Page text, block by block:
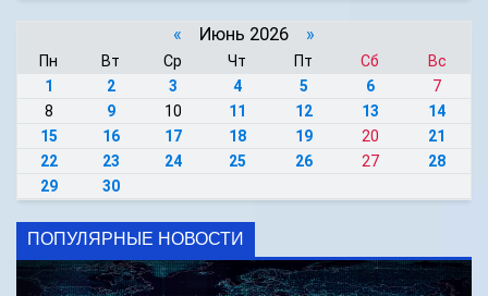
« Июнь 2026 »
Пн Вт Ср Чт Пт Сб
Вс
1
2 3 4 5 6
7
8
9 10 11 12 13
14
15
16 17 18 19 20
21
22
23 24 25 26 27
28
29
30
ПОПУЛЯРНЫЕ НОВОСТИ